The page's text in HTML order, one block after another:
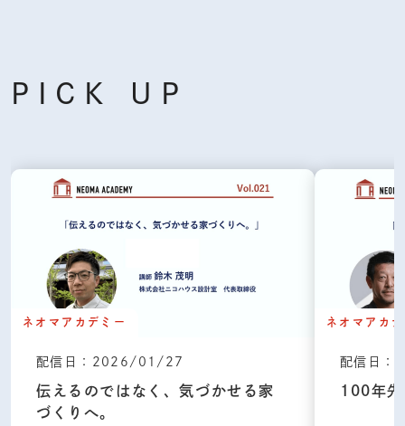
PICK UP
ネオマアカデミー
配信日：2026/01/27
伝えるのではなく、気づかせる家
づくりへ。
ネオマアカ
配信日
100年